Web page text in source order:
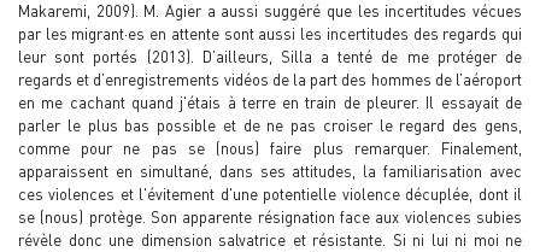
Makaremi, 2009). M. Agier a aussi suggéré que les incertitudes vécues
par les migrant·es en attente sont aussi les incertitudes des regards qui
leur sont portés (2013). D’ailleurs, Silla a tenté de me protéger de
regards et d’enregistrements vidéos de la part des hommes de l’aéroport
en me cachant quand j'étais à terre en train de pleurer. Il essayait de
parler le plus bas possible et de ne pas croiser le regard des gens,
comme pour ne pas se (nous) faire plus remarquer. Finalement,
apparaissent en simultané, dans ses attitudes, la familiarisation avec
ces violences et l'évitement d'une potentielle violence décuplée, dont il
se (nous) protège. Son apparente résignation face aux violences subies
révèle donc une dimension salvatrice et résistante. Si ni lui ni moi ne